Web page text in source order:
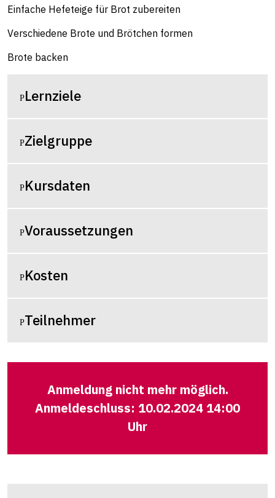
Einfache Hefeteige für Brot zubereiten
Verschiedene Brote und Brötchen formen
Brote backen
Lernziele
Zielgruppe
Kursdaten
Voraussetzungen
Kosten
Teilnehmer
Anmeldung nicht mehr möglich.
Anmeldeschluss: 10.02.2024 14:00
Uhr